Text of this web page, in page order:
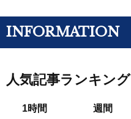
INFORMATION
人気記事ランキング
1時間 週間